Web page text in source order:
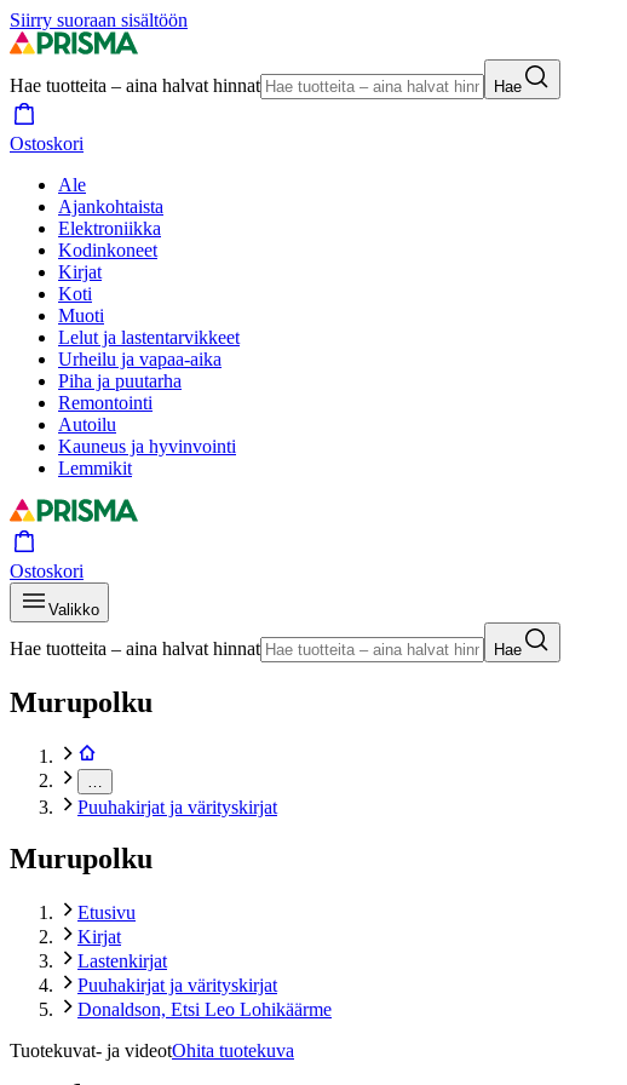
Siirry suoraan sisältöön
Hae tuotteita – aina halvat hinnat Hae
Ostoskori
Ale
Ajankohtaista
Elektroniikka
Kodinkoneet
Kirjat
Koti
Muoti
Lelut ja lastentarvikkeet
Urheilu ja vapaa-aika
Piha ja puutarha
Remontointi
Autoilu
Kauneus ja hyvinvointi
Lemmikit
Ostoskori
Valikko
Hae tuotteita – aina halvat hinnat Hae
Murupolku
Puuhakirjat ja värityskirjat
Murupolku
Etusivu
Kirjat
Lastenkirjat
Puuhakirjat ja värityskirjat
Donaldson, Etsi Leo Lohikäärme
Tuotekuvat- ja videotOhita tuotekuva